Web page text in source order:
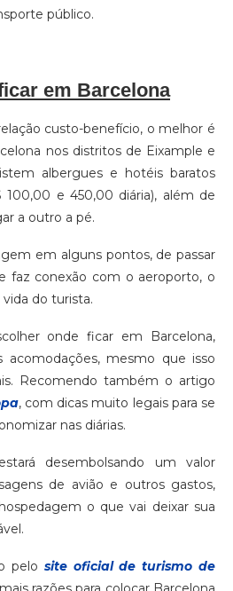
público.
em Barcelona
custo-benefício, o melhor é
nos distritos de Eixample e
albergues e hotéis baratos
100,00 e 450,00 diária), além de
a outro a pé.
em alguns pontos, de passar
faz conexão com o aeroporto, o
do turista.
onde ficar em Barcelona,
acomodações, mesmo que isso
Recomendo também o artigo
, com dicas muito legais para se
nas diárias.
desembolsando um valor
de avião e outros gastos,
o que vai deixar sua
pelo site oficial de turismo de